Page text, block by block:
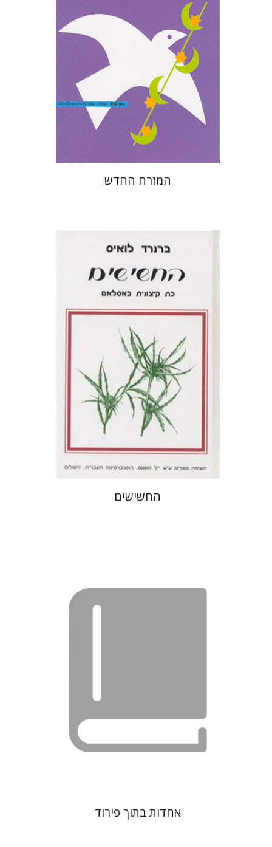
המזרח החדש
ברנרד לואיס
מאיר מ' בר-אשר
משה אילן
הנחת אתר ספר מודפס
$28
החשישים
אברהם סלע
אחדות בתוך פירוד